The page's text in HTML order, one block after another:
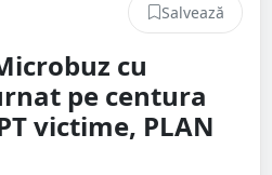
Salvează
cu
pe centura
victime, PLAN